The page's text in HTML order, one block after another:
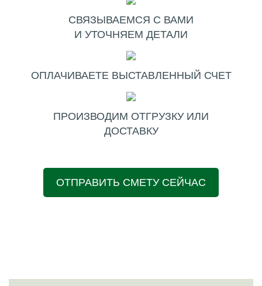
СВЯЗЫВАЕМСЯ С ВАМИ
И УТОЧНЯЕМ ДЕТАЛИ
ОПЛАЧИВАЕТЕ ВЫСТАВЛЕННЫЙ СЧЕТ
ПРОИЗВОДИМ ОТГРУЗКУ ИЛИ
ДОСТАВКУ
ОТПРАВИТЬ СМЕТУ СЕЙЧАС